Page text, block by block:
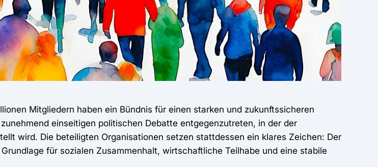
Mitgliedern haben ein Bündnis für einen starken und zukunftssicheren
einseitigen politischen Debatte entgegenzutreten, in der der
wird. Die beteiligten Organisationen setzen stattdessen ein klares Zeichen: Der
für sozialen Zusammenhalt, wirtschaftliche Teilhabe und eine stabile